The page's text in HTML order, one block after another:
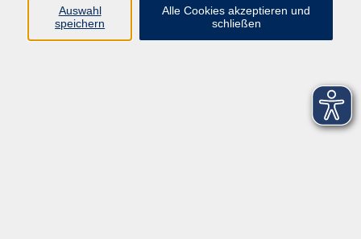
Auswahl
speichern
Alle Cookies akzeptieren und
schließen